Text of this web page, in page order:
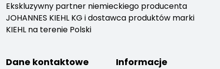
Ekskluzywny partner niemieckiego producenta
JOHANNES KIEHL KG i dostawca produktów marki
KIEHL na terenie Polski
Dane kontaktowe Informacje